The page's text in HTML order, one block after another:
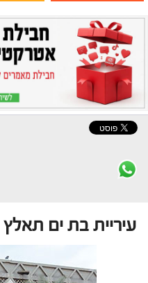
עיריית בת ים תאלץ